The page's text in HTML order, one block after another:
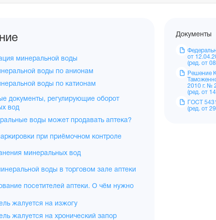
минеральной воды
воды по анионам
воды по катионам
документы, регулирующие оборот
вод
воды может продавать аптека?
при приёмочном контроле
минеральных вод
воды в торговом зале аптеки
посетителей аптеки. О чём нужно
жалуется на изжогу
жалуется на хронический запор
Документы
от
(ред. от
Решение
2010 г. №
(ред. от
ГОСТ
(ред. от